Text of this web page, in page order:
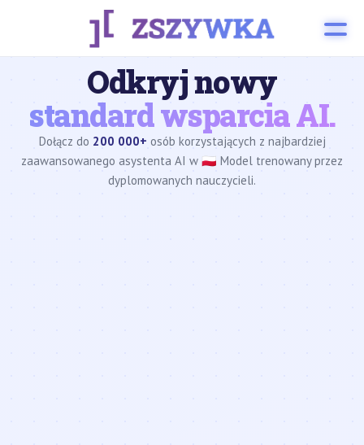
Odkryj nowy
standard wsparcia AI.
Dołącz do 200 000+ osób korzystających z najbardziej
zaawansowanego asystenta AI w 🇵🇱 Model trenowany przez
dyplomowanych nauczycieli.